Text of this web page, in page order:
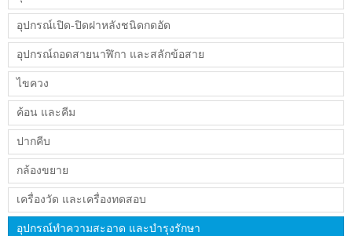
อุปกรณ์เปิด-ปิดฝาหลังชนิดกดอัด
อุปกรณ์ถอดสายนาฬิกา และสลักข้อสาย
ไขควง
ค้อน และคีม
ปากคีบ
กล้องขยาย
เครื่องวัด และเครื่องทดสอบ
อุปกรณ์ทำความสะอาด และบำรุงรักษา